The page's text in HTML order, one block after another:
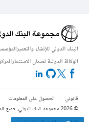
البنك الدولي للإنشاء والتعمير
الوكالة الدولية لضمان الاستثمار
قانوني الحصول على المعلومات
©
2026 مجموعة البنك الدولي، جميع